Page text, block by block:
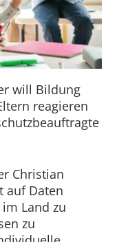
will Bildung
reagieren
Christian
auf Daten
Land zu
zu